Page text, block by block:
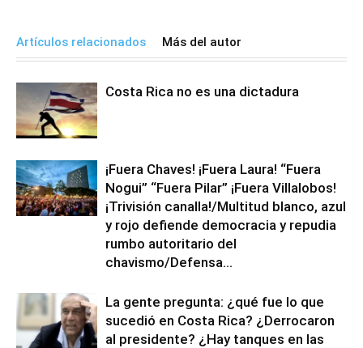
Artículos relacionados Más del autor
Costa Rica no es una dictadura
¡Fuera Chaves! ¡Fuera Laura! “Fuera
Nogui” “Fuera Pilar” ¡Fuera Villalobos!
¡Trivisión canalla!/Multitud blanco, azul
y rojo defiende democracia y repudia
rumbo autoritario del
chavismo/Defensa...
La gente pregunta: ¿qué fue lo que
sucedió en Costa Rica? ¿Derrocaron
al presidente? ¿Hay tanques en las